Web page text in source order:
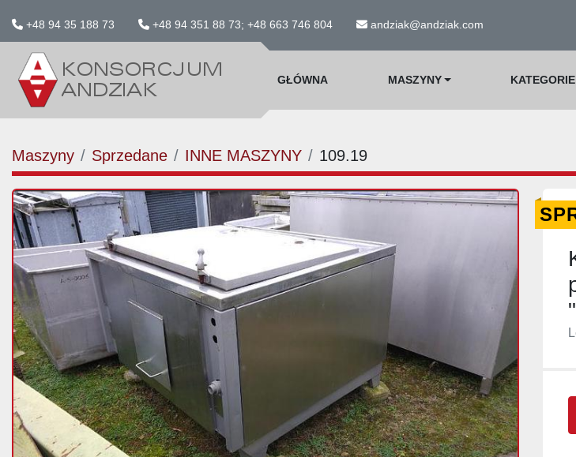
+48 94 35 188 73 +48 94 351 88 73; +48 663 746 804 andziak@andziak.com
GŁÓWNA MASZYNY KATEGORIE
Maszyny Sprzedane INNE MASZYNY 109.19